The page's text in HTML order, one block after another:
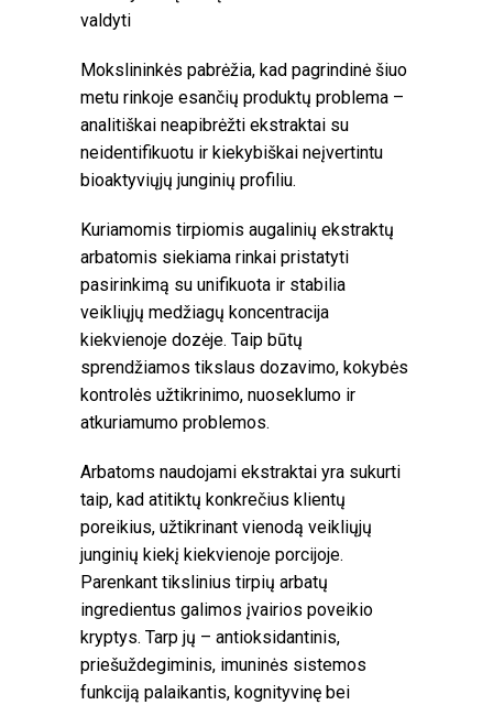
valdyti
Mokslininkės pabrėžia, kad pagrindinė šiuo
metu rinkoje esančių produktų problema –
analitiškai neapibrėžti ekstraktai su
neidentifikuotu ir kiekybiškai neįvertintu
bioaktyviųjų junginių profiliu.
Kuriamomis tirpiomis augalinių ekstraktų
arbatomis siekiama rinkai pristatyti
pasirinkimą su unifikuota ir stabilia
veikliųjų medžiagų koncentracija
kiekvienoje dozėje. Taip būtų
sprendžiamos tikslaus dozavimo, kokybės
kontrolės užtikrinimo, nuoseklumo ir
atkuriamumo problemos.
Arbatoms naudojami ekstraktai yra sukurti
taip, kad atitiktų konkrečius klientų
poreikius, užtikrinant vienodą veikliųjų
junginių kiekį kiekvienoje porcijoje.
Parenkant tikslinius tirpių arbatų
ingredientus galimos įvairios poveikio
kryptys. Tarp jų – antioksidantinis,
priešuždegiminis, imuninės sistemos
funkciją palaikantis, kognityvinę bei